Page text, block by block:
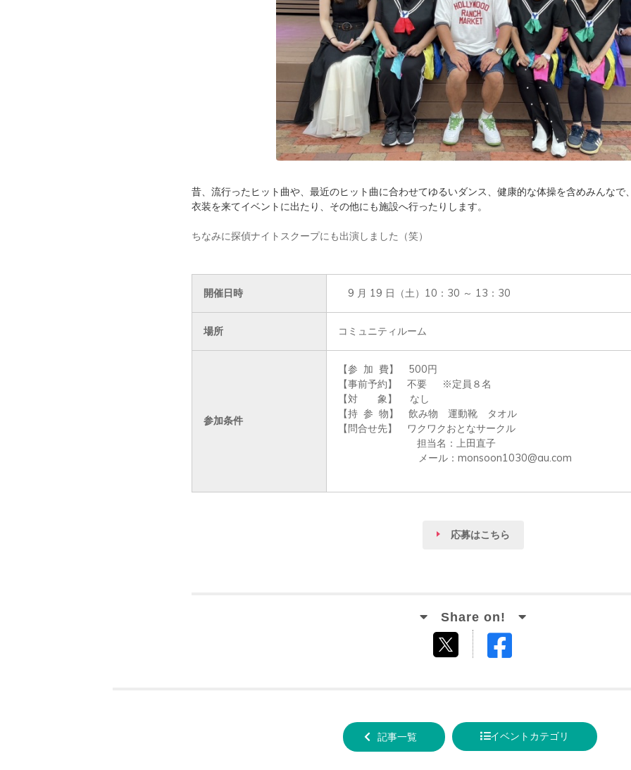
昔、流行ったヒット曲や、最近のヒット曲に合わせてゆるいダンス、健康的な体操を含めみんなで
衣装を来てイベントに出たり、その他にも施設へ行ったりします。
ちなみに探偵ナイトスクープにも出演しました（笑）
開催日時 9 月 19 日（土）10：30 ～ 13：30
場所 コミュニティルーム
参加条件
【参  加  費】　500円
【事前予約】　不要  　※定員８名
【対       象】　 なし
【持  参  物】　飲み物　運動靴　タオル
【問合せ先】　ワクワクおとなサークル
担当名：上田直子
メール：monsoon1030@au.com
応募はこちら
する
記事一覧 イベントカテゴリ